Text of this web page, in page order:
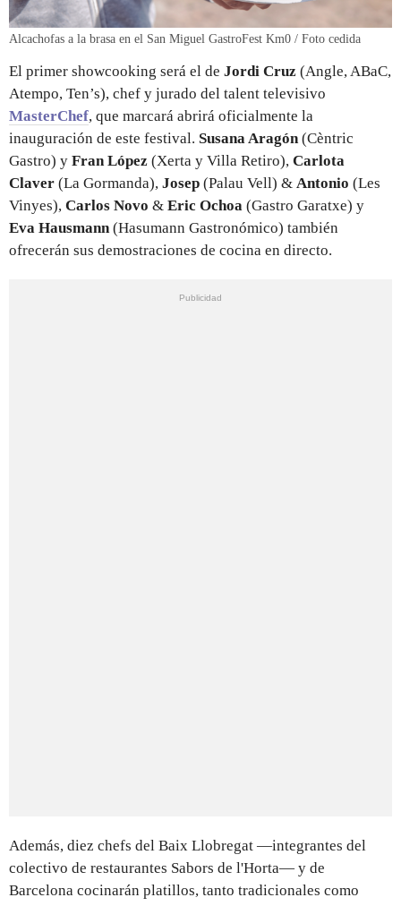
Alcachofas a la brasa en el San Miguel GastroFest Km0 / Foto cedida
El primer showcooking será el de Jordi Cruz (Angle, ABaC,
Atempo, Ten’s), chef y jurado del talent televisivo
MasterChef, que marcará abrirá oficialmente la
inauguración de este festival. Susana Aragón(Cèntric
Gastro) y Fran López (Xerta y Villa Retiro), Carlota
Claver (La Gormanda), Josep (Palau Vell) & Antonio (Les
Vinyes), Carlos Novo & Eric Ochoa (Gastro Garatxe) y
Eva Hausmann(Hasumann Gastronómico) también
ofrecerán sus demostraciones de cocina en directo.
Además, diez chefs del Baix Llobregat —integrantes del
colectivo de restaurantes Sabors de l'Horta— y de
Barcelona cocinarán platillos, tanto tradicionales como